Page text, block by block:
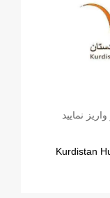
نمایید